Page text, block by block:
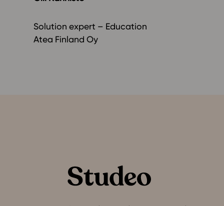
Solution expert – Education
Atea Finland Oy